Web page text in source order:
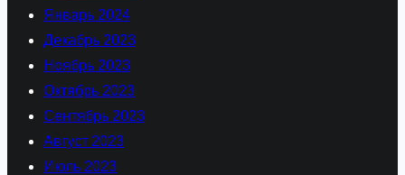
Январь 2024
Декабрь 2023
Ноябрь 2023
Октябрь 2023
Сентябрь 2023
Август 2023
Июль 2023